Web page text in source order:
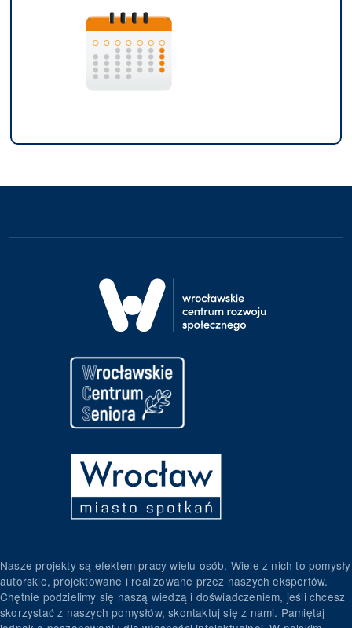
Nasze projekty są efektem pracy wielu osób. Wiele z nich to pomysły
autorskie, projektowane i realizowane przez naszych ekspertów.
Chętnie podzielimy się naszą wiedzą i doświadczeniem, jeśli chcesz
skorzystać z naszych pomysłów, skontaktuj się z nami. Pamiętaj